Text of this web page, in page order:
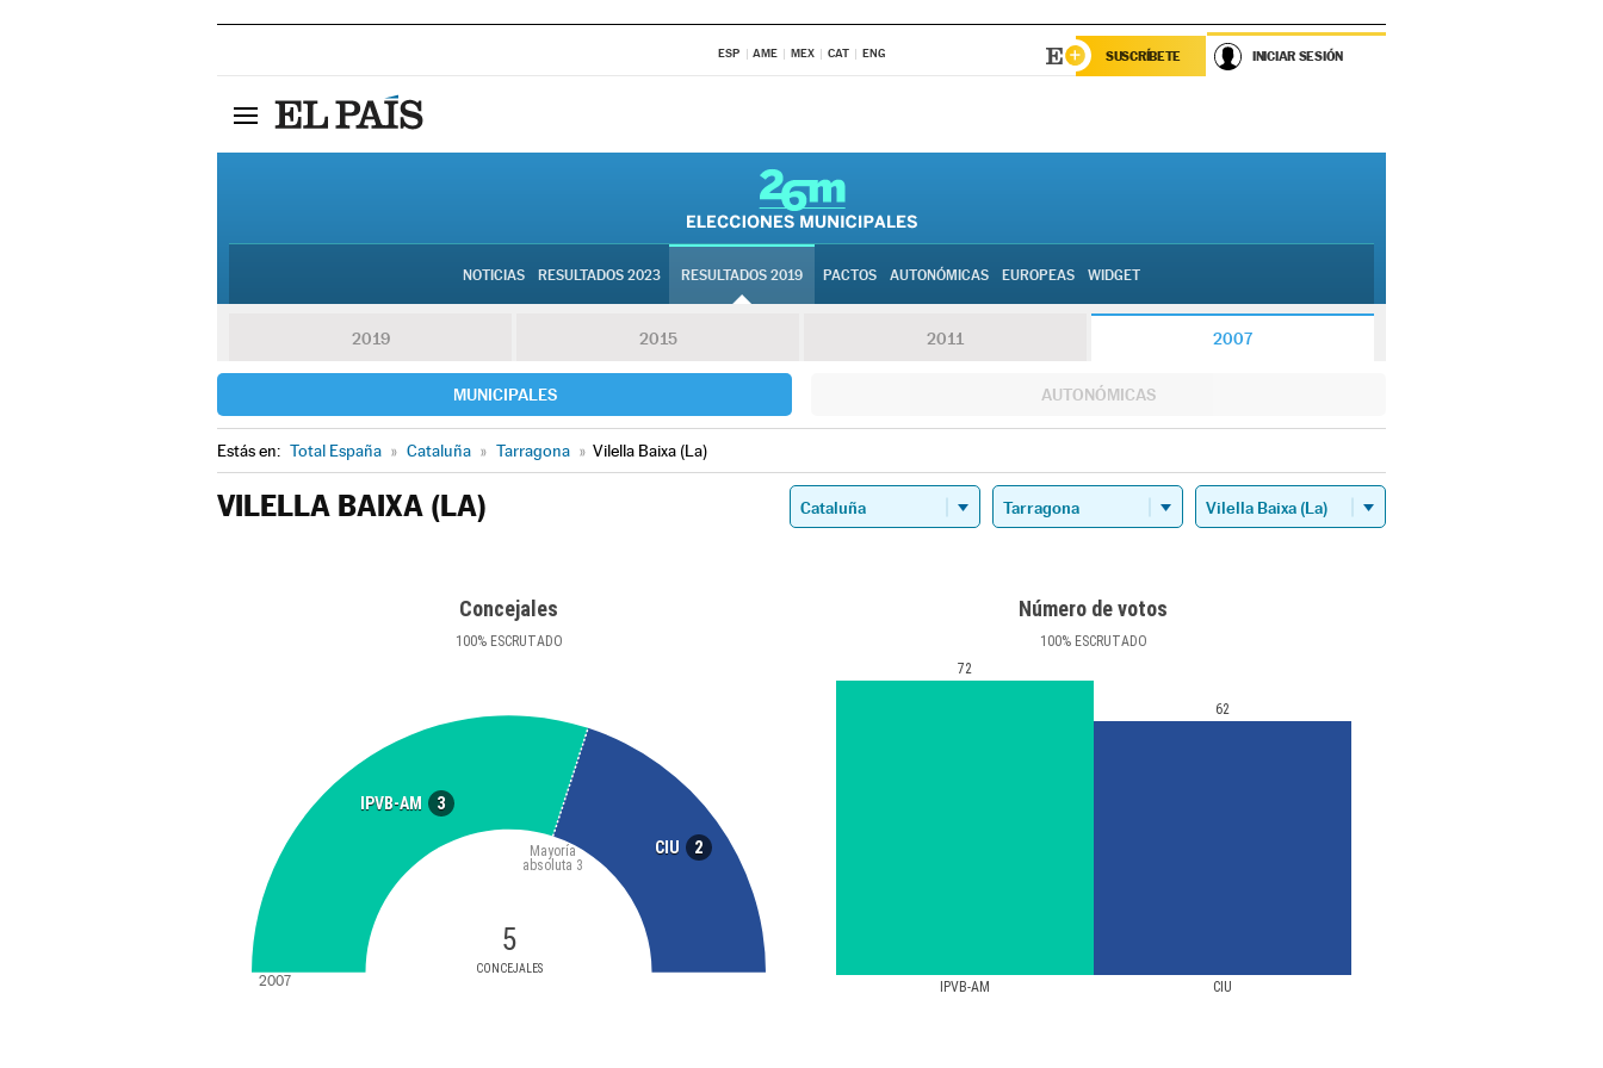
ESP AME MEX CAT ENG SUSCRÍBETE INICIAR SESIÓN
NOTICIAS RESULTADOS 2023 RESULTADOS 2019 PACTOS AUTONÓMICAS EUROPEAS WIDGET
2019 2015 2011 2007
MUNICIPALES AUTONÓMICAS
Estás en: Total España » Cataluña » Tarragona » Vilella Baixa (La)
VILELLA BAIXA (LA)
Concejales
100%ESCRUTADO
IPVB-AM 3
CIU 2
5
CONCEJALES
Mayoría
absoluta 3
2007
Número de votos
100%ESCRUTADO
IPVB-AM CIU
72
62